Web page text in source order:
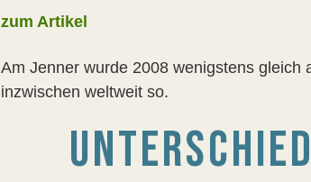
zum Artikel
Am Jenner wurde 2008 wenigstens
inzwischen weltweit so.